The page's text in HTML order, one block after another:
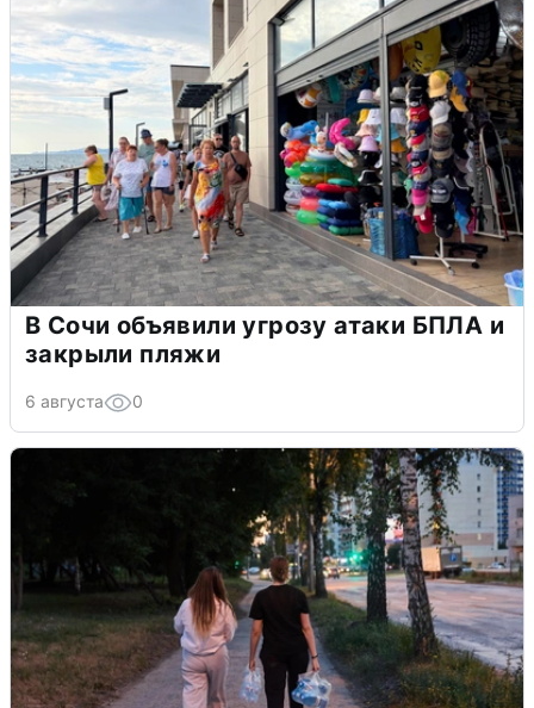
В Сочи объявили угрозу атаки БПЛА и
закрыли пляжи
6 августа 0